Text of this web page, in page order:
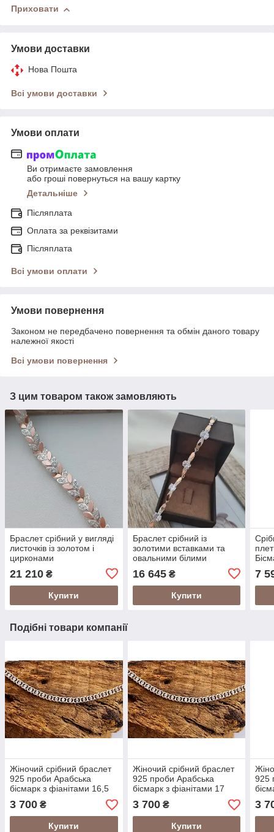
Приховати
Умови доставки
Нова Пошта
Всі умови доставки
Умови оплати
Ви отримаєте замовлення
або гроші повернуться на вашу картку
Детальніше
Післяплата
Оплата за реквізитами
Післяплата
Всі умови оплати
Умови повернення
Законом не передбачено повернення та обмін даного товару
належної якості
Всі умови повернення
З цим товаром також замовляють
Браслет срібний у вигляді
листочків із золотом і
цирконами
21 210 ₴
Купити
Браслет срібний із
золотими вставками та
овальними білими
16 645₴
Купити
7
Подібні товари компанії
Жіночий срібний браслет
925 проби Арабська
бісмарк з фіанітами 16,5
3 700 ₴
Купити
Жіночий срібний браслет
925 проби Арабська
бісмарк з фіанітами 17
3 700₴
Купити
925
3